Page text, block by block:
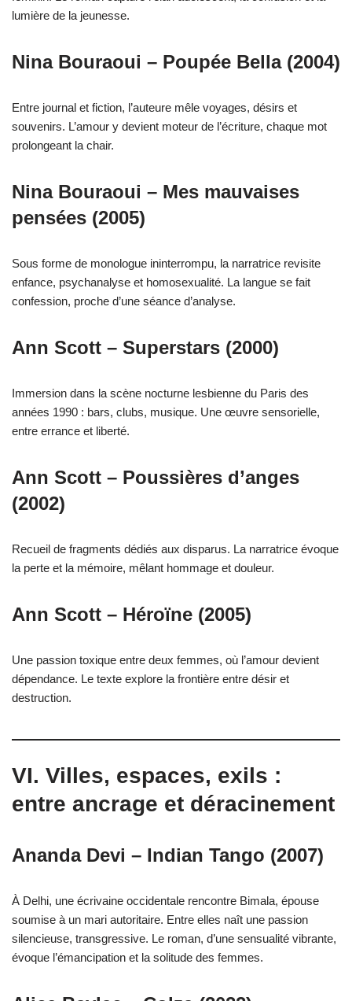
lumière de la jeunesse.
Nina Bouraoui – Poupée Bella (2004)
Entre journal et fiction, l’auteure mêle voyages, désirs et
souvenirs. L’amour y devient moteur de l’écriture, chaque mot
prolongeant la chair.
Nina Bouraoui – Mes mauvaises
pensées (2005)
Sous forme de monologue ininterrompu, la narratrice revisite
enfance, psychanalyse et homosexualité. La langue se fait
confession, proche d’une séance d’analyse.
Ann Scott – Superstars (2000)
Immersion dans la scène nocturne lesbienne du Paris des
années 1990 : bars, clubs, musique. Une œuvre sensorielle,
entre errance et liberté.
Ann Scott – Poussières d’anges
(2002)
Recueil de fragments dédiés aux disparus. La narratrice évoque
la perte et la mémoire, mêlant hommage et douleur.
Ann Scott – Héroïne (2005)
Une passion toxique entre deux femmes, où l’amour devient
dépendance. Le texte explore la frontière entre désir et
destruction.
VI. Villes, espaces, exils :
entre ancrage et déracinement
Ananda Devi – Indian Tango (2007)
À Delhi, une écrivaine occidentale rencontre Bimala, épouse
soumise à un mari autoritaire. Entre elles naît une passion
silencieuse, transgressive. Le roman, d’une sensualité vibrante,
évoque l’émancipation et la solitude des femmes.